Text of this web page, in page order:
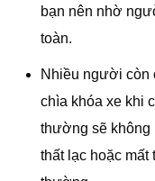
bạn nên nhờ
toàn.
Nhiều người còn
chìa khóa xe khi
thường sẽ không
thất lạc hoặc mất